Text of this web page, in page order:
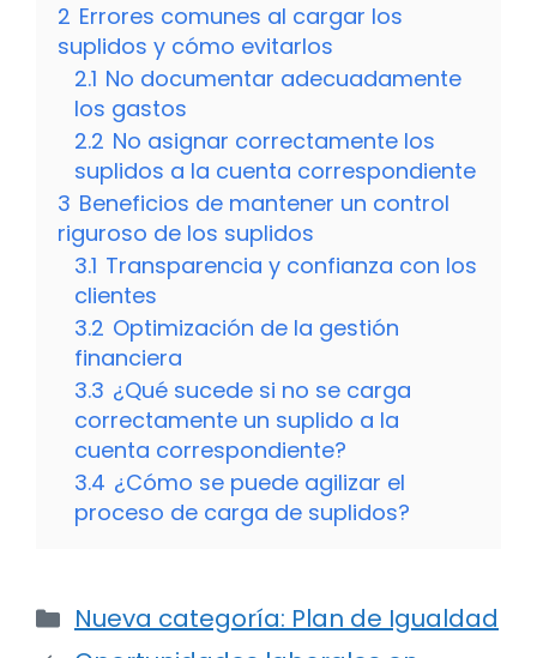
2 Errores comunes al cargar los
suplidos y cómo evitarlos
2.1 No documentar adecuadamente
los gastos
2.2 No asignar correctamente los
suplidos a la cuenta correspondiente
3 Beneficios de mantener un control
riguroso de los suplidos
3.1 Transparencia y confianza con los
clientes
3.2 Optimización de la gestión
financiera
3.3 ¿Qué sucede si no se carga
correctamente un suplido a la
cuenta correspondiente?
3.4 ¿Cómo se puede agilizar el
proceso de carga de suplidos?
Categorías
Nueva categoría: Plan de Igualdad